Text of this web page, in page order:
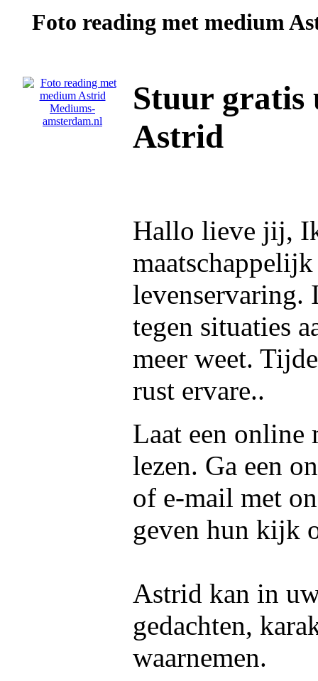
Foto reading met medium
Stuur gratis
Astrid
Hallo lieve jij,
levenservaring.
tegen situaties
meer weet.
rust ervare..
Laat een online
lezen. Ga een
of e-mail met
geven hun kijk
Astrid kan in
gedachten,
waarnemen.